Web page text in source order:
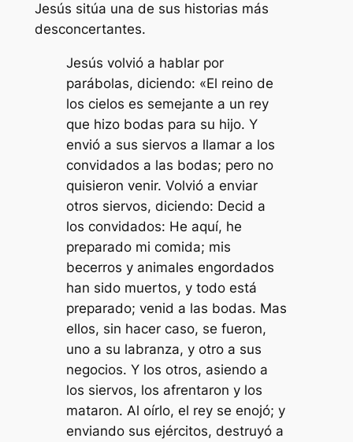
Jesús sitúa una de sus historias más
desconcertantes.
Jesús volvió a hablar por
parábolas, diciendo: «El reino de
los cielos es semejante a un rey
que hizo bodas para su hijo. Y
envió a sus siervos a llamar a los
convidados a las bodas; pero no
quisieron venir. Volvió a enviar
otros siervos, diciendo: Decid a
los convidados: He aquí, he
preparado mi comida; mis
becerros y animales engordados
han sido muertos, y todo está
preparado; venid a las bodas. Mas
ellos, sin hacer caso, se fueron,
uno a su labranza, y otro a sus
negocios. Y los otros, asiendo a
los siervos, los afrentaron y los
mataron. Al oírlo, el rey se enojó; y
enviando sus ejércitos, destruyó a